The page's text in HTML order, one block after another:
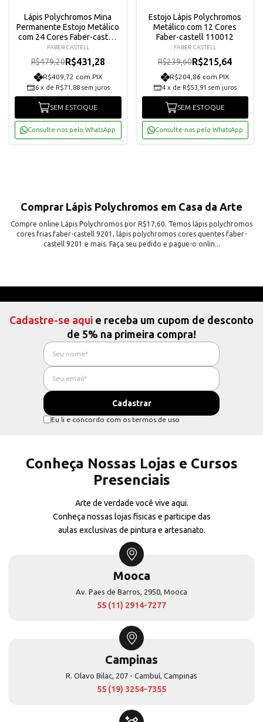
Lápis Polychromos Mina
Permanente Estojo Metálico
com 24 Cores Faber-castell
110024
FABER CASTELL
R$479,20R$431,28
R$409,72 com PIX
6 x de R$71,88 sem juros
SEM ESTOQUE
Consulte-nos pelo WhatsApp
Estojo Lápis Polychromos
Metálico com 12 Cores
Faber-castell 110012
FABER CASTELL
R$239,60R$215,64
R$204,86 com PIX
4 x de R$53,91 sem juros
SEM ESTOQUE
Consulte-nos pelo WhatsApp
Comprar Lápis Polychromos em Casa da Arte
Compre online Lápis Polychromos por R$17,60. Temos lápis polychromos
cores frias faber-castell 9201, lápis polychromos cores quentes faber-
castell 9201 e mais. Faça seu pedido e pague-o onlin...
Cadastre-se aqui e receba um cupom de desconto
de 5% na primeira compra!
Eu li e concordo com os termos de uso
Conheça Nossas Lojas e Cursos
Presenciais
Arte de verdade você vive aqui.
Conheça nossas lojas físicas e participe das
aulas exclusivas de pintura e artesanato.
Mooca
Av. Paes de Barros, 2950, Mooca
55 (11) 2914-7277
Campinas
R. Olavo Bilac, 207 - Cambuí, Campinas
55 (19) 3254-7355